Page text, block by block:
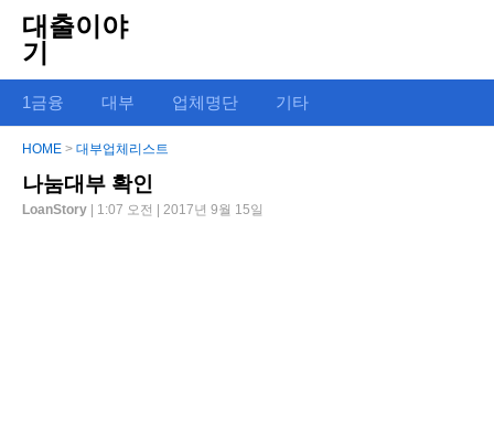
대출이야
기
1금융 대부 업체명단 기타
HOME > 대부업체리스트
나눔대부 확인
LoanStory | 1:07 오전 | 2017년 9월 15일